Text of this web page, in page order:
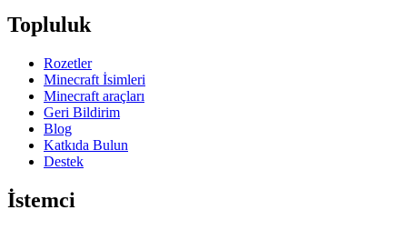
Topluluk
Rozetler
Minecraft İsimleri
Minecraft araçları
Geri Bildirim
Blog
Katkıda Bulun
Destek
İstemci